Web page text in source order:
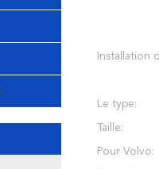
Installation
Le type:
Taille:
Pour Volvo: